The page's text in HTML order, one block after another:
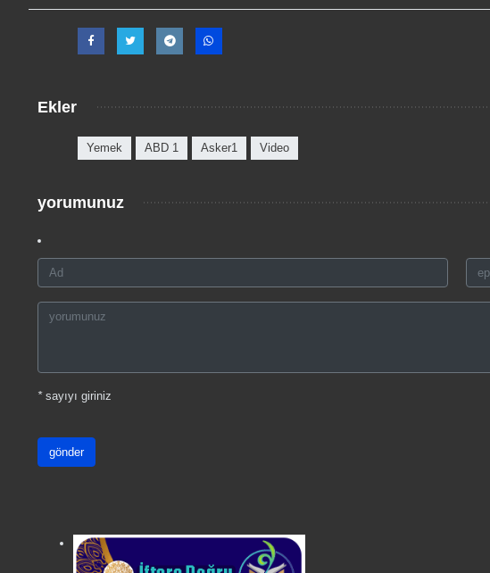
Ekler
Yemek ABD 1 Asker1 Video
yorumunuz
*sayıyı giriniz
gönder